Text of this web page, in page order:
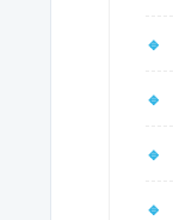
🔹
🔹
🔹
🔹